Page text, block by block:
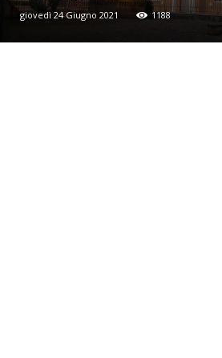
giovedì 24 Giugno 2021 1188